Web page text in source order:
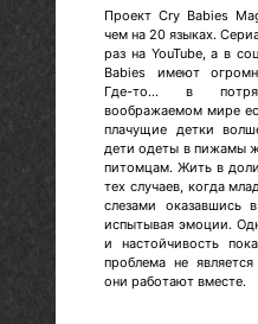
Проект Cry Babies
чем на 20 языках.
раз на YouTube, а в
Babies имеют
Где-то… в
воображаемом мире
плачущие детки
дети одеты в пижамы
питомцам. Жить в
тех случаев, когда
слезами оказавшись
испытывая эмоции.
и настойчивость
проблема не
они работают вместе.